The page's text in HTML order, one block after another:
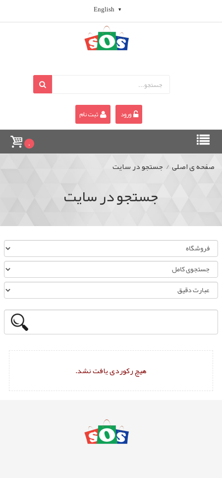
English
ورود ثبت نام
0
صفحه ی اصلی / جستجو در سایت
جستجو در سایت
هیچ رکوردی یافت نشد.